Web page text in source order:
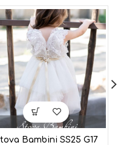
Bambini SS25 G17